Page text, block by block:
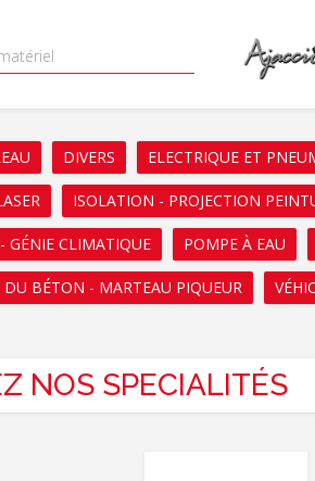
DIVERS ELECTRIQUE ET
ISOLATION - PROJECTION
GÉNIE CLIMATIQUE POMPE À EAU
BÉTON - MARTEAU PIQUEUR
NOS SPECIALITÉS